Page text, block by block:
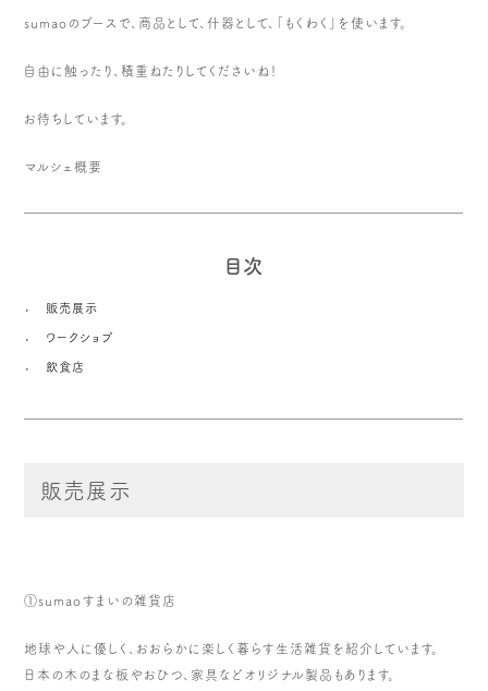
sumaoのブースで、商品として、什器として、「もくわく」を使います。
自由に触ったり、積重ねたりしてくださいね！
お待ちしています。
マルシェ概要
目次
販売展示
ワークショプ
飲食店
販売展示
①sumaoすまいの雑貨店
地球や人に優しく、おおらかに楽しく暮らす生活雑貨を紹介してい ます。
日本の木のまな板やおひつ、家具などオリジナル製品もあります。